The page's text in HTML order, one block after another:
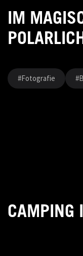
IM
#Fotografie
CAMPING